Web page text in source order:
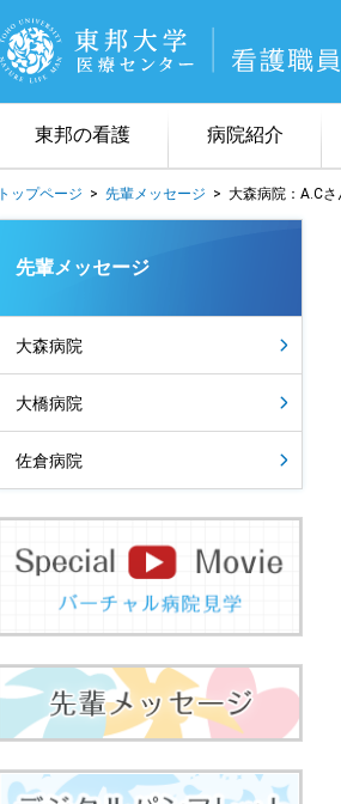
東邦の看護 病院紹介
看護理念
３病院について
東邦看護のネットワーク
スペシャリスト一覧
福利厚生
オープンホスピタル
募集要項
トップページ > 先輩メッセージ > 大森病院：A.Cさ
先輩メッセージ
大森病院
大橋病院
佐倉病院